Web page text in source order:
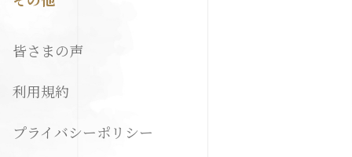
皆さまの声
利用規約
プライバシーポリシー